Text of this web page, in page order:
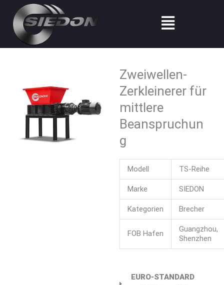
Inhalt
springen
Menü
Zweiwellen-
Zerkleinerer für
mittlere
Beanspruchun
g
Modell TS-Reihe
Marke SIEDON
Kategorien Brecher
FOB Hafen
Guangzhou,
Shenzhen
EURO-STANDARD